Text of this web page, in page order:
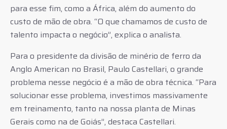
para esse fim, como a África, além do aumento do
custo de mão de obra. “O que chamamos de custo de
talento impacta o negócio”, explica o analista.
Para o presidente da divisão de minério de ferro da
Anglo American no Brasil, Paulo Castellari, o grande
problema nesse negócio é a mão de obra técnica. “Para
solucionar esse problema, investimos massivamente
em treinamento, tanto na nossa planta de Minas
Gerais como na de Goiás”, destaca Castellari.